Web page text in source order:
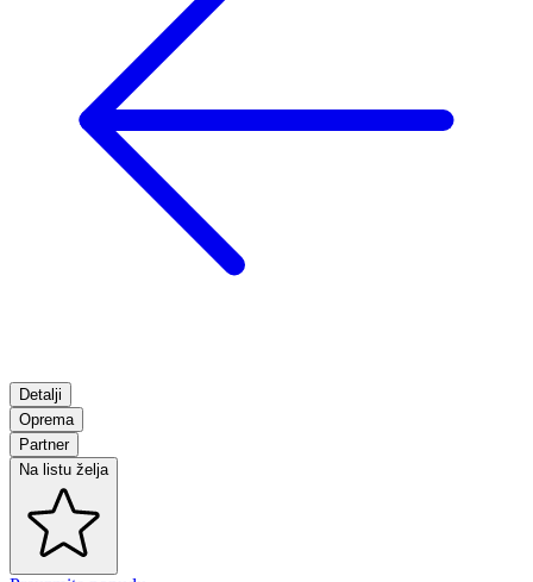
Detalji
Oprema
Partner
Na listu želja